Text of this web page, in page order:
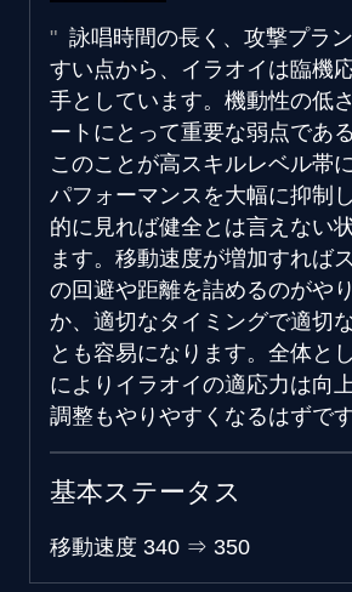
詠唱時間の長く、攻撃プラ
すい点から、イラオイは臨機
手としています。機動性の低
ートにとって重要な弱点であ
このことが高スキルレベル帯
パフォーマンスを大幅に抑制
的に見れば健全とは言えない
ます。移動速度が増加すれば
の回避や距離を詰めるのがや
か、適切なタイミングで適切
とも容易になります。全体と
によりイラオイの適応力は向
調整もやりやすくなるはずで
基本ステータス
移動速度 340 ⇒ 350